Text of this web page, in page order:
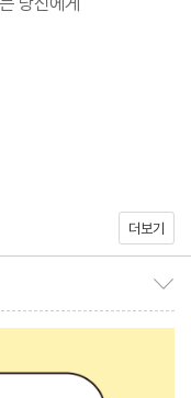
문이 막힌다고 설명한
. 이 책을 통해 어색한
서나 써먹는 만능 대화
발전시키는 법까지 구체
람보다 말을 잘 들어주
위기를 띄우지 않아도,
더보기